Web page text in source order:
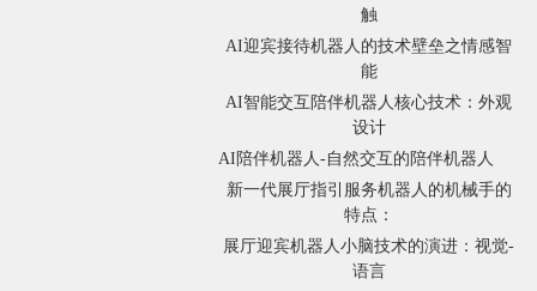
触
AI迎宾接待机器人的技术壁垒之情感智
能
AI智能交互陪伴机器人核心技术：外观
设计
AI陪伴机器人-自然交互的陪伴机器人
新一代展厅指引服务机器人的机械手的
特点：
展厅迎宾机器人小脑技术的演进：视觉-
语言